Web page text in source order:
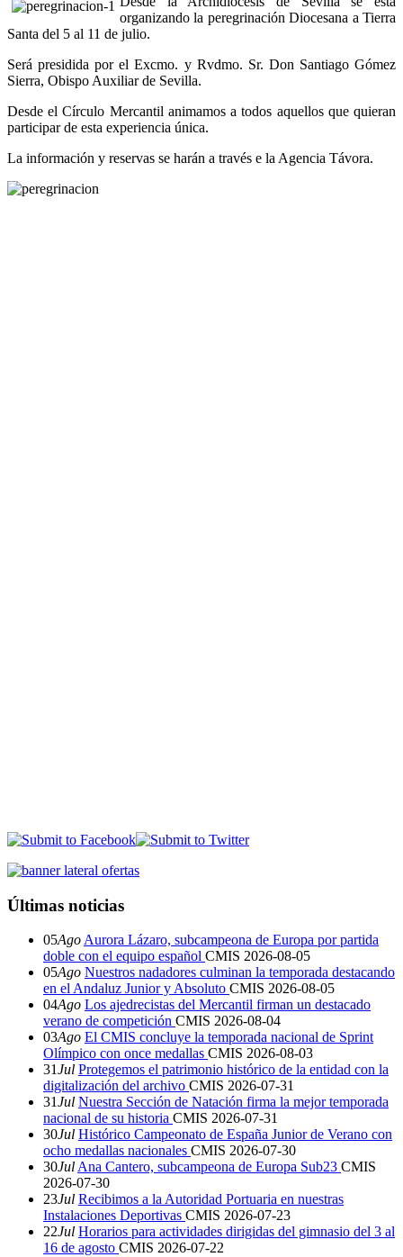
organizando la peregrinación Diocesana a Tierra
Santa del 5 al 11 de julio.
Será presidida por el Excmo. y Rvdmo. Sr. Don Santiago Gómez
Sierra, Obispo Auxiliar de Sevilla.
Desde el Círculo Mercantil animamos a todos aquellos que quieran
participar de esta experiencia única.
La información y reservas se harán a través e la Agencia Távora.
Últimas noticias
05Ago Aurora Lázaro, subcampeona de Europa por partida
doble con el equipo español CMIS 2026-08-05
05Ago Nuestros nadadores culminan la temporada destacando
en el Andaluz Junior y Absoluto CMIS 2026-08-05
04Ago Los ajedrecistas del Mercantil firman un destacado
verano de competición CMIS 2026-08-04
03Ago El CMIS concluye la temporada nacional de Sprint
Olímpico con once medallas CMIS 2026-08-03
31Jul Protegemos el patrimonio histórico de la entidad con la
digitalización del archivo CMIS 2026-07-31
31Jul Nuestra Sección de Natación firma la mejor temporada
nacional de su historia CMIS 2026-07-31
30Jul Histórico Campeonato de España Junior de Verano con
ocho medallas nacionales CMIS 2026-07-30
30Jul Ana Cantero, subcampeona de Europa Sub23 CMIS
2026-07-30
23Jul Recibimos a la Autoridad Portuaria en nuestras
Instalaciones Deportivas CMIS 2026-07-23
22Jul Horarios para actividades dirigidas del gimnasio del 3 al
16 de agosto CMIS 2026-07-22